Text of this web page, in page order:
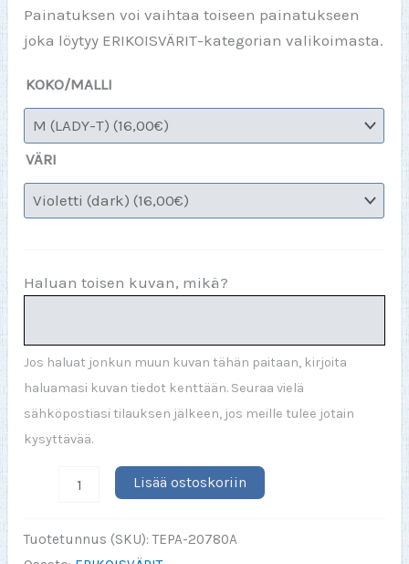
Painatuksen voi vaihtaa toiseen painatukseen
joka löytyy ERIKOISVÄRIT-kategorian valikoimasta.
KOKO/MALLI
VÄRI
Haluan toisen kuvan, mikä?
Jos haluat jonkun muun kuvan tähän paitaan, kirjoita
haluamasi kuvan tiedot kenttään. Seuraa vielä
sähköpostiasi tilauksen jälkeen, jos meille tulee jotain
kysyttävää.
Musiikki
Lisää ostoskoriin
Tuotetunnus (SKU):TEPA-20780A